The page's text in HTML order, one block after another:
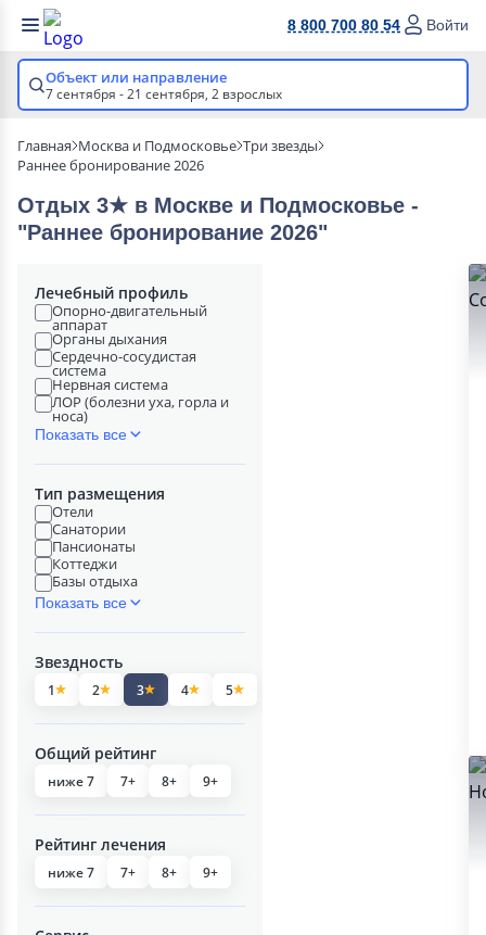
8 800 700 80 54 Войти
Объект или направление
7 сентября - 21 сентября, 2 взрослых
Главная Москва и Подмосковье Три звезды
Раннее бронирование 2026
Отдых 3★ в Москве и Подмосковье -
"Раннее бронирование 2026"
Лечебный профиль
Опорно-двигательный
аппарат
Органы дыхания
Сердечно-сосудистая
система
Нервная система
ЛОР (болезни уха, горла и
носа)
Показать все
Тип размещения
Отели
Санатории
Пансионаты
Коттеджи
Базы отдыха
Показать все
Звездность
1 2 3 4 5
Общий рейтинг
ниже 7 7+ 8+ 9+
Рейтинг лечения
ниже 7 7+ 8+ 9+